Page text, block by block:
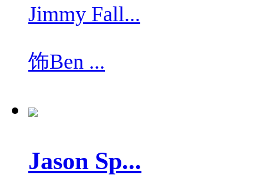
Jimmy Fall...
饰Ben ...
Jason Sp...